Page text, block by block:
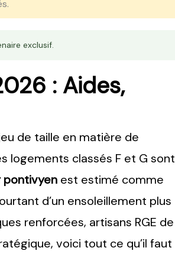
exclusif.
: Aides,
de taille en matière de
logements classés F et G sont
pontivyenest estimé comme
d’un ensoleillement plus
renforcées, artisans RGE de
voici tout ce qu’il faut